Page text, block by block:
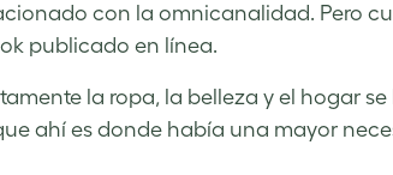
con la omnicanalidad. Pero
publicado en línea.
la ropa, la belleza y el hogar
ahí es donde había una mayor